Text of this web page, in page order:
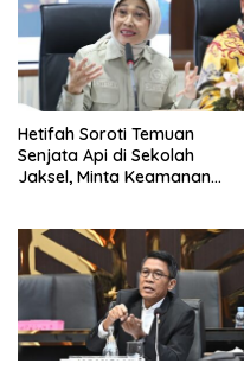
Hetifah Soroti Temuan
Senjata Api di Sekolah
Jaksel, Minta Keamanan